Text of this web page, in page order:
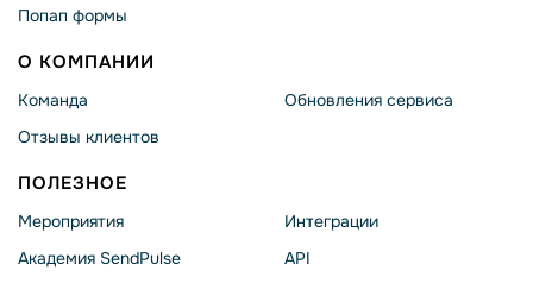
Попап формы
О КОМПАНИИ
Команда
Отзывы клиентов
Обновления сервиса
ПОЛЕЗНОЕ
Мероприятия
Академия SendPulse
Интеграции
API